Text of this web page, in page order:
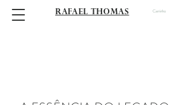
RAFAEL THOMAS Carrinho